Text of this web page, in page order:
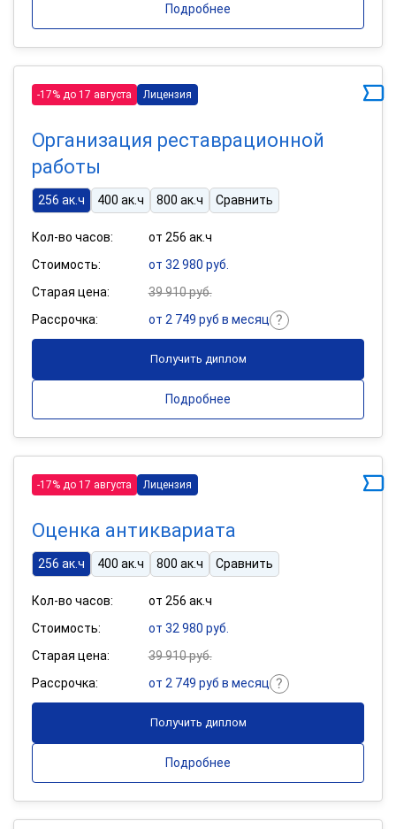
Подробнее
-17% до 17 августа Лицензия
Организация реставрационной
работы
256 ак.ч 400 ак.ч 800 ак.ч Сравнить
Кол-во часов:
от 256 ак.ч
Стоимость:
от 32 980 руб.
Старая цена:
39 910 руб.
Рассрочка:
от 2 749 руб в месяц
Получить диплом
Подробнее
-17% до 17 августа Лицензия
Оценка антиквариата
256 ак.ч 400 ак.ч 800 ак.ч Сравнить
Кол-во часов:
от 256 ак.ч
Стоимость:
от 32 980 руб.
Старая цена:
39 910 руб.
Рассрочка:
от 2 749 руб в месяц
Получить диплом
Подробнее